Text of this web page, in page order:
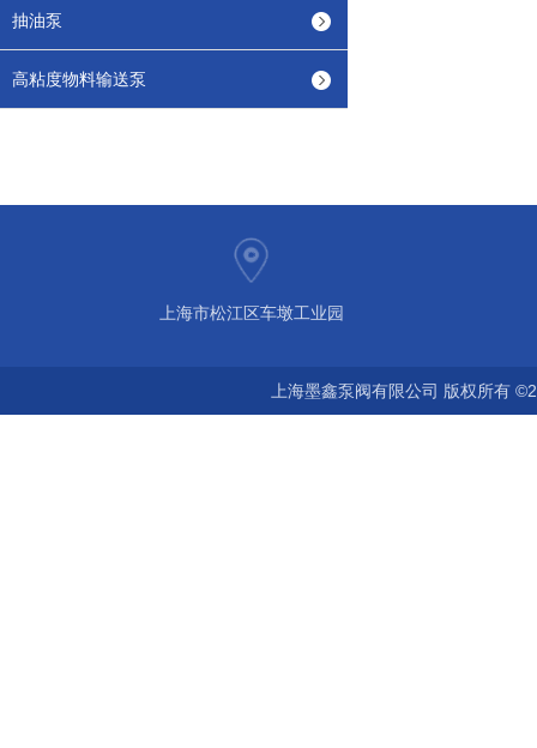
抽油泵
高粘度物料输送泵
上海市松江区车墩工业园
上海墨鑫泵阀有限公司 版权所有